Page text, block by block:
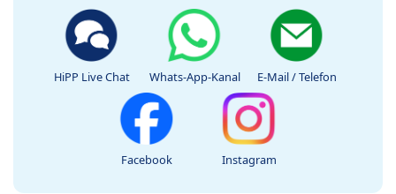
HiPP Live Chat Whats-App-Kanal E-Mail / Telefon
Facebook Instagram